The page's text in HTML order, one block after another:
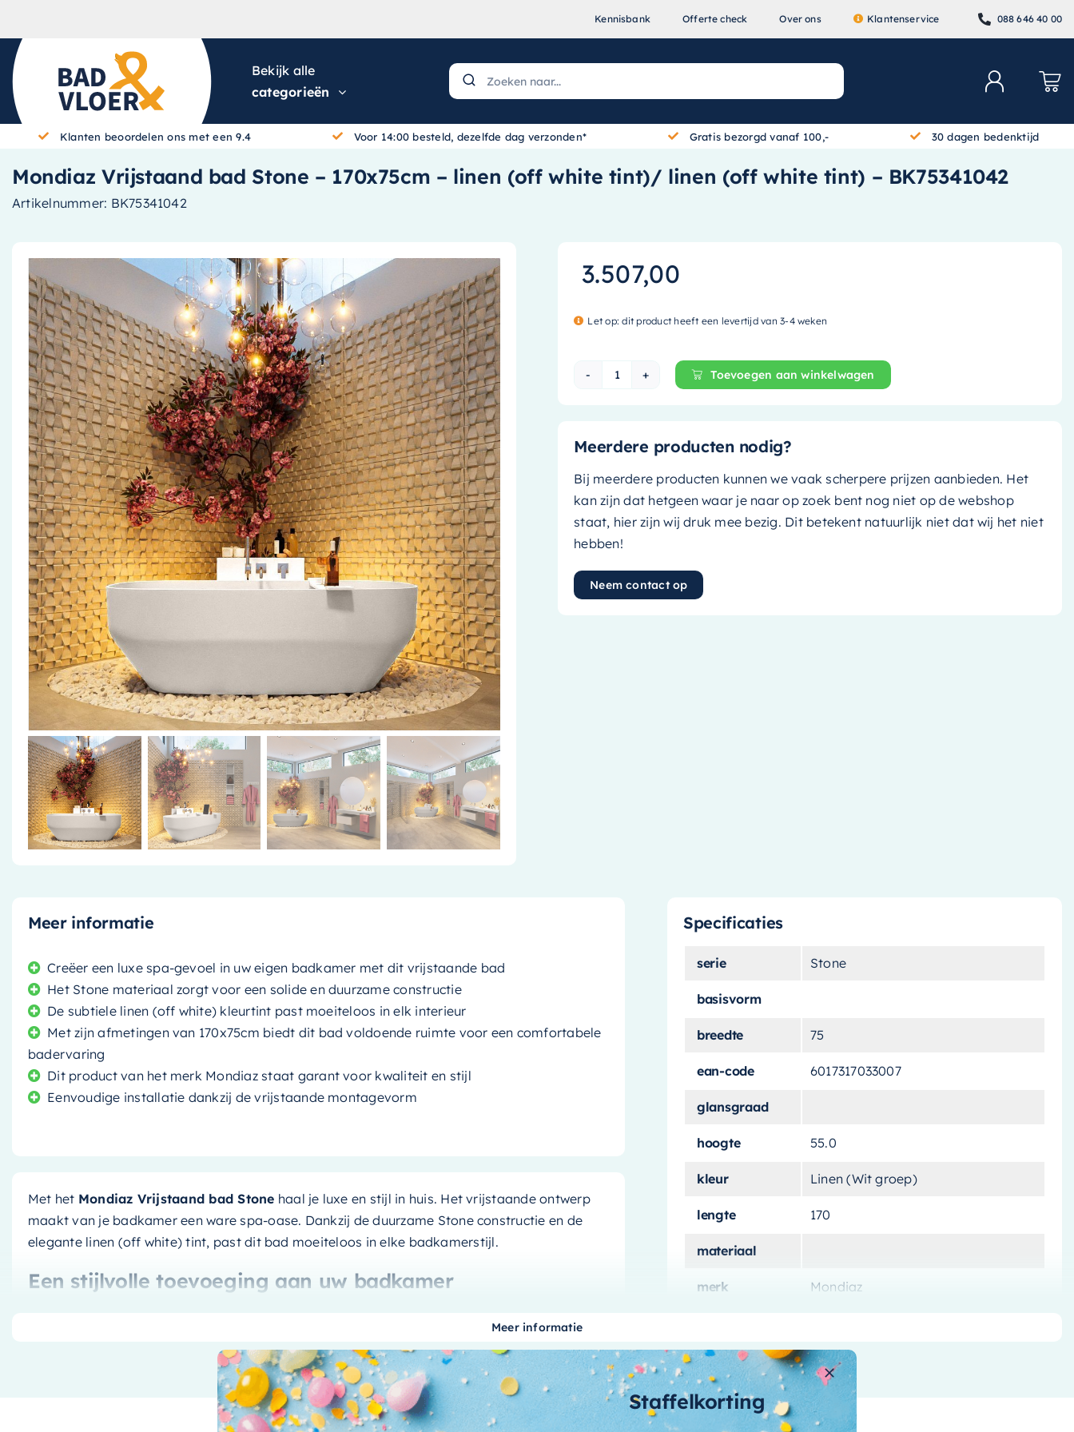
Kennisbank Offerte check Over ons Klantenservice 088 646 40 00
Bekijk alle
categorieën
Klanten beoordelen ons met een 9.4 Voor 14:00 besteld, dezelfde dag verzonden* Gratis bezorgd vanaf 100,- 30 dagen bedenktijd
Mondiaz Vrijstaand bad Stone – 170x75cm – linen (off white tint)/ linen (off white tint) – BK75341042
Artikelnummer: BK75341042
3.507,00
Let op: dit product heeft een levertijd van 3-4 weken
Mondiaz Vrijstaand bad Stone - 170x75cm - linen (off white tint)/ linen
Toevoegen aan winkelwagen
Meerdere producten nodig?
Bij meerdere producten kunnen we vaak scherpere prijzen aanbieden. Het
kan zijn dat hetgeen waar je naar op zoek bent nog niet op de webshop
staat, hier zijn wij druk mee bezig. Dit betekent natuurlijk niet dat wij het niet
hebben!
Neem contact op
Meer informatie
Creëer een luxe spa-gevoel in uw eigen badkamer met dit vrijstaande bad
Het Stone materiaal zorgt voor een solide en duurzame constructie
De subtiele linen (off white) kleurtint past moeiteloos in elk interieur
Met zijn afmetingen van 170x75cm biedt dit bad voldoende ruimte voor een comfortabele
badervaring
Dit product van het merk Mondiaz staat garant voor kwaliteit en stijl
Eenvoudige installatie dankzij de vrijstaande montagevorm
Met het Mondiaz Vrijstaand bad Stone haal je luxe en stijl in huis. Het vrijstaande ontwerp
maakt van je badkamer een ware spa-oase. Dankzij de duurzame Stone constructie en de
elegante linen (off white) tint, past dit bad moeiteloos in elke badkamerstijl.
Een stijlvolle toevoeging aan uw badkamer
is ontworpen met aandacht voor detail. De subtiele linen
(off white) tint is perfect voor wie houdt van een rustige, neutrale uitstraling. Het bad is
zorgvuldig afgewerkt en heeft een glad oppervlak dat gemakkelijk te reinigen is. Het
vrijstaande ontwerp maakt het mogelijk om het bad te plaatsen waar je maar wilt in je
badkamer, voor een flexibele indeling.
Specificaties
serie Stone
basisvorm
breedte 75
ean-code 6017317033007
glansgraad
hoogte 55.0
kleur Linen (Wit groep)
lengte 170
materiaal
merk Mondiaz
aantal-liters 205 l
aantal-personen
Meer informatie
Staffelkorting